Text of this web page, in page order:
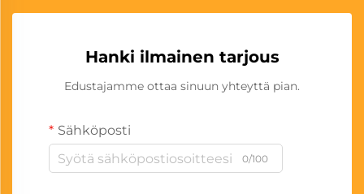
Hanki ilmainen tarjous
Edustajamme ottaa sinuun yhteyttä pian.
Sähköposti
0/100